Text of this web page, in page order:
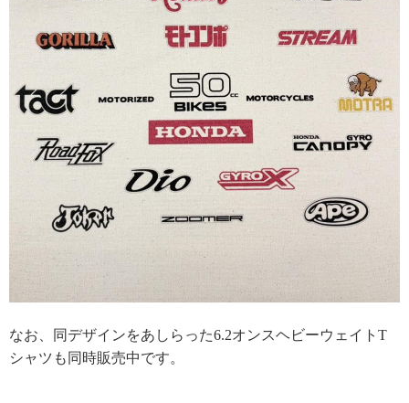
なお、同デザインをあしらった6.2オンスヘビーウェイトT
シャツも同時販売中です。